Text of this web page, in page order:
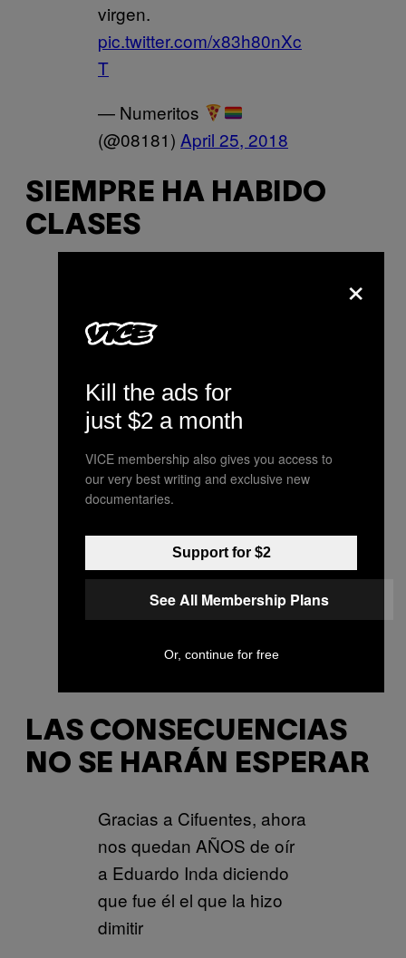
virgen.
pic.twitter.com/x83h80nXc
T
— Numeritos
(@08181) April 25, 2018
SIEMPRE HA HABIDO
CLASES
que en este país se puede
del 15-M, llamar terrorismo
a la PAH, participar en
corrupción, falsificar
másters y mentir a toda la
puede es robar como un
chorizo cualquiera.
— Fonsi Loaiza
(@FonsiLoaiza)April 25,
LAS CONSECUENCIAS
NO SE HARÁN ESPERAR
Gracias a Cifuentes, ahora
nos quedan AÑOS de oír
a Eduardo Inda diciendo
que fue él el que la hizo
dimitir
×
Kill the ads for
just $2 a month
VICE membership also gives you access to
our very best writing and exclusive new
documentaries.
Support for $2
See All Membership Plans
Or, continue for free